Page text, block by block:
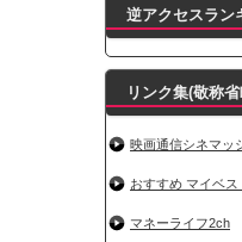
逆アクセスラン
リンク集(敬称
映画通信シネマッ
おすすめ マイベ
マネーライフ2ch